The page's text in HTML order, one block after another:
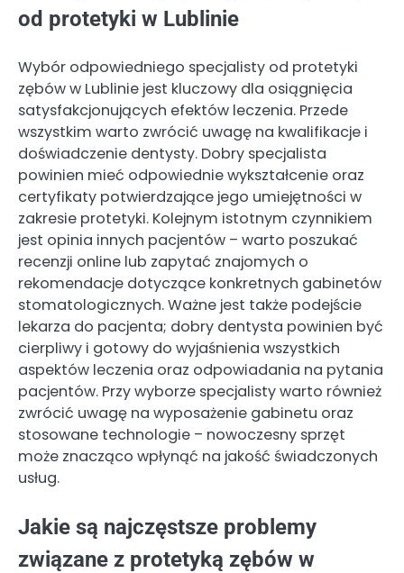
od protetyki w Lublinie
Wybór odpowiedniego specjalisty od protetyki
zębów w Lublinie jest kluczowy dla osiągnięcia
satysfakcjonujących efektów leczenia. Przede
wszystkim warto zwrócić uwagę na kwalifikacje i
doświadczenie dentysty. Dobry specjalista
powinien mieć odpowiednie wykształcenie oraz
certyfikaty potwierdzające jego umiejętności w
zakresie protetyki. Kolejnym istotnym czynnikiem
jest opinia innych pacjentów – warto poszukać
recenzji online lub zapytać znajomych o
rekomendacje dotyczące konkretnych gabinetów
stomatologicznych. Ważne jest także podejście
lekarza do pacjenta; dobry dentysta powinien być
cierpliwy i gotowy do wyjaśnienia wszystkich
aspektów leczenia oraz odpowiadania na pytania
pacjentów. Przy wyborze specjalisty warto również
zwrócić uwagę na wyposażenie gabinetu oraz
stosowane technologie – nowoczesny sprzęt
może znacząco wpłynąć na jakość świadczonych
usług.
Jakie są najczęstsze problemy
związane z protetyką zębów w